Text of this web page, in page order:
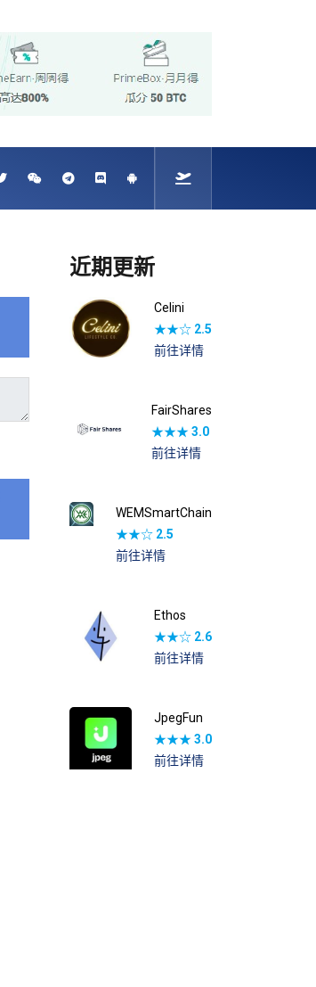
近期更新
Celini
★★☆ 2.5
前往详情
FairShares
★★★3.0
前往详情
WEMSmartChain
★★☆ 2.5
前往详情
Ethos
★★☆ 2.6
前往详情
JpegFun
★★★3.0
前往详情